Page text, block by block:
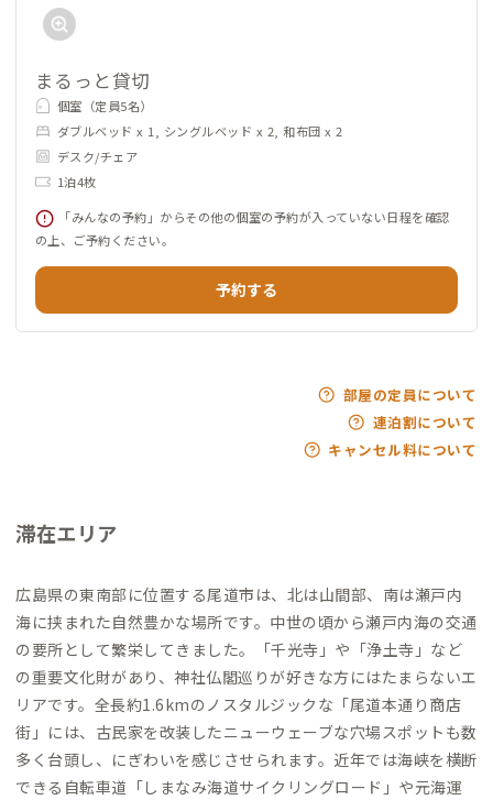
まるっと貸切
個室（定員5名）
ダブルベッド x 1, シングルベッド x 2, 和布団 x 2
デスク/チェア
1泊4枚
「みんなの予約」からその他の個室の予約が入っていない日程を確認
の上、ご予約ください。
予約する
部屋の定員について
連泊割について
キャンセル料について
滞在エリア
広島県の東南部に位置する尾道市は、北は山間部、南は瀬戸内
海に挟まれた自然豊かな場所です。中世の頃から瀬戸内海の交通
の要所として繁栄してきました。「千光寺」や「浄土寺」など
の重要文化財があり、神社仏閣巡りが好きな方にはたまらないエ
リアです。全長約1.6kmのノスタルジックな「尾道本通り商店
街」には、古民家を改装したニューウェーブな穴場スポットも数
多く台頭し、にぎわいを感じさせられます。近年では海峡を横断
できる自転車道「しまなみ海道サイクリングロード」や元海運